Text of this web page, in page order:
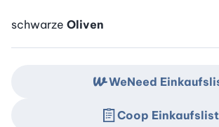
schwarze Oliven
WeNeed
Coop